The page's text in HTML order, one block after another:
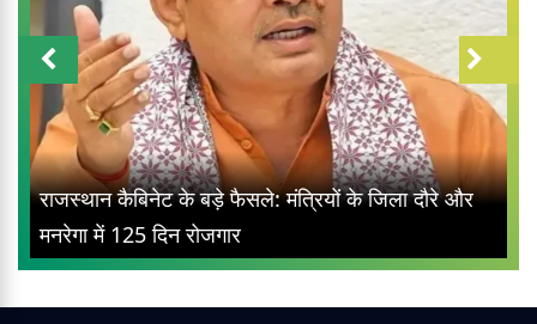
राजस्थान कैबिनेट के बड़े फैसले: मंत्रियों के जिला दौरे और
मनरेगा में 125 दिन रोजगार